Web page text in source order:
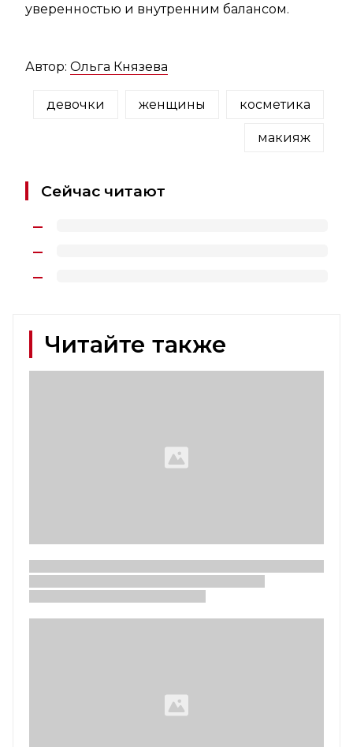
уверенностью и внутренним балансом.
Автор: Ольга Князева
девочки женщины косметика
макияж
Сейчас читают
Читайте также